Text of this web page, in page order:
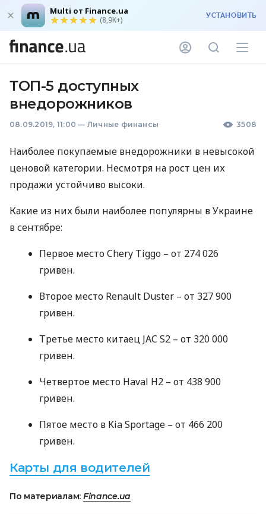
Multi от Finance.ua
(8,9K+) УСТАНОВИТЬ
ТОП-5 доступных
внедорожников
08.09.2019, 11:00 — Личные финансы 3508
Наиболее покупаемые внедорожники в невысокой
ценовой категории. Несмотря на рост цен их
продажи устойчиво высоки.
Какие из них были наиболее популярны в Украине
в сентябре:
Первое место Chery Tiggo – от 274 026
гривен.
Второе место Renault Duster – от 327 900
гривен.
Третье место китаец JAC S2 – от 320 000
гривен.
Четвертое место Haval H2 – от 438 900
гривен.
Пятое место в Kia Sportage – от 466 200
гривен.
Карты для водителей
По материалам: Finance.ua